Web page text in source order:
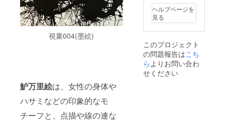
視棄004(墨絵)
魲万里絵は、女性の身体や
ハサミなどの印象的なモ
チーフと、点描や線の連な
像撮影
日を含
め、映
像制作
個別に
STUDIO
IKKIと
事前に
打合せ
ヘルプページを
見る
このプロジェクト
の問題報告はこち
ら よりお問い合わ
せください